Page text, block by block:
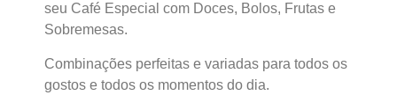
seu Café Especial com Doces, Bolos, Frutas e
Sobremesas.
Combinações perfeitas e variadas para todos os
gostos e todos os momentos do dia.